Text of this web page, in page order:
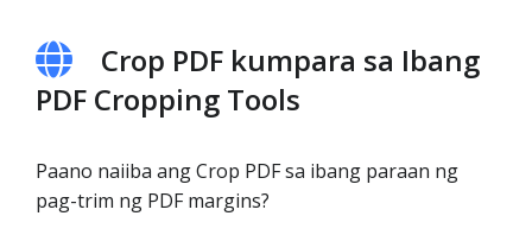
Crop PDF kumpara sa Ibang
PDF Cropping Tools
Paano naiiba ang Crop PDF sa ibang paraan ng
pag-trim ng PDF margins?